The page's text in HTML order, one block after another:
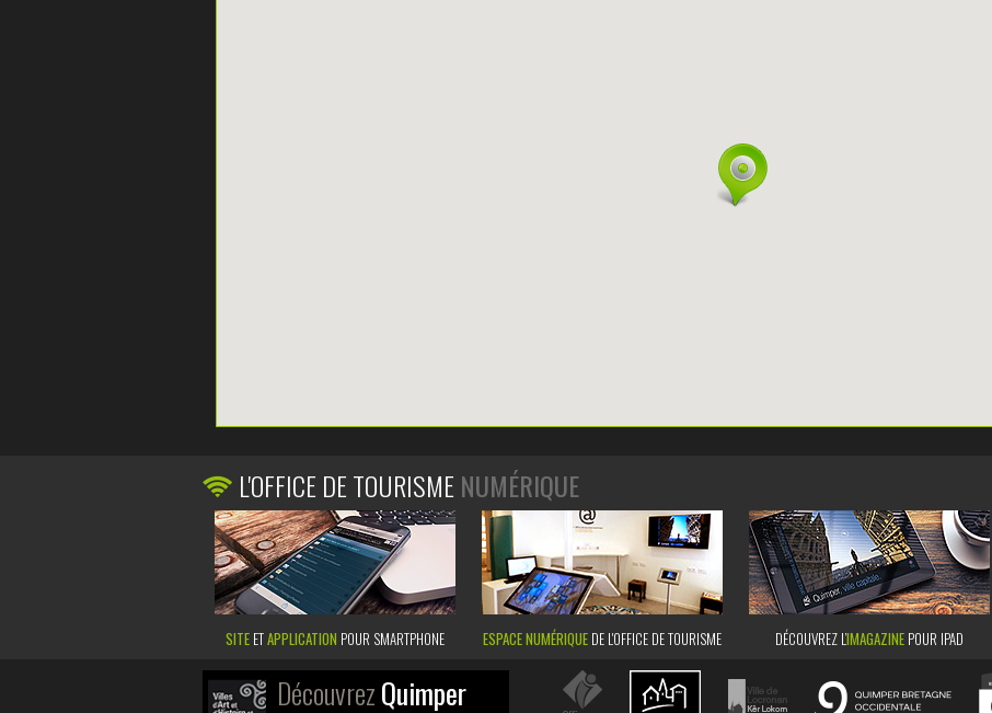
L'OFFICE DE TOURISME NUMÉRIQUE
SITE ETAPPLICATION POUR SMARTPHONE ESPACE NUMÉRIQUE DE L'OFFICE DE TOURISME DÉCOUVREZ L’IMAGAZINEPOUR IPAD
DécouvrezQuimper